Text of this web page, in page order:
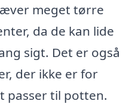
meget tørre
da de kan lide
sigt. Det er også
der ikke er for
passer til potten.